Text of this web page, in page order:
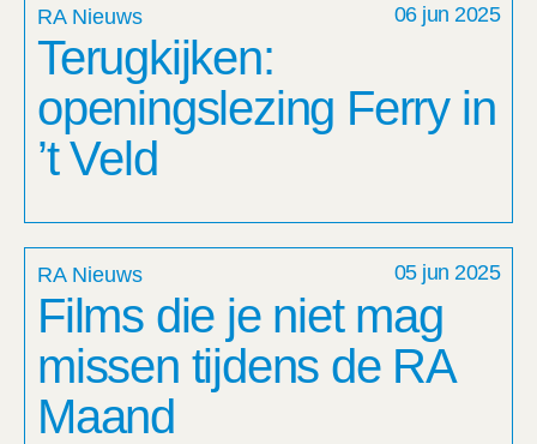
RA Nieuws 06 jun 2025
Terugkijken:
openingslezing Ferry in
’t Veld
RA Nieuws 05 jun 2025
Films die je niet mag
missen tijdens de RA
Maand